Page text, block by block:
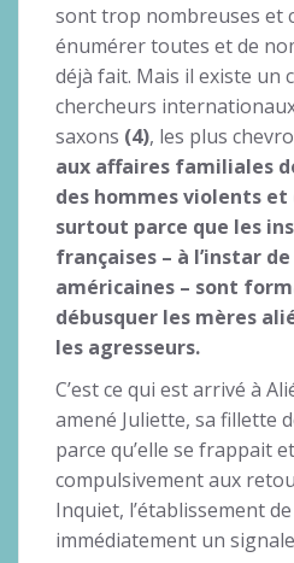
sont trop nombreuses et
énumérer toutes et de
déjà fait. Mais il existe un
chercheurs
saxons (4), les plus
aux affaires familiales
des hommes violents et
surtout parce que les
françaises – à l’instar
américaines – sont
débusquer les mères
les agresseurs.
C’est ce qui est arrivé à
amené Juliette, sa fillette
parce qu’elle se frappait
compulsivement aux
Inquiet, l’établissement
immédiatement un